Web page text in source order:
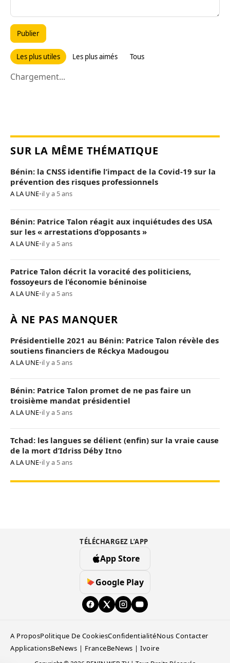
Publier
Les plus utiles Les plus aimés Tous
Chargement...
SUR LA MÊME THÉMATIQUE
Bénin: la CNSS identifie l’impact de la Covid-19 sur la
prévention des risques professionnels
A LA UNE•il y a 5 ans
Bénin: Patrice Talon réagit aux inquiétudes des USA
sur les « arrestations d’opposants »
A LA UNE•il y a 5 ans
Patrice Talon décrit la voracité des politiciens,
fossoyeurs de l’économie béninoise
A LA UNE•il y a 5 ans
À NE PAS MANQUER
Présidentielle 2021 au Bénin: Patrice Talon révèle des
soutiens financiers de Réckya Madougou
A LA UNE•il y a 5 ans
Bénin: Patrice Talon promet de ne pas faire un
troisième mandat présidentiel
A LA UNE•il y a 5 ans
Tchad: les langues se délient (enfin) sur la vraie cause
de la mort d’Idriss Déby Itno
A LA UNE•il y a 5 ans
TÉLÉCHARGEZ L’APP
App Store
Google Play
A ProposPolitique De CookiesConfidentialitéNous Contacter
ApplicationsBeNews | FranceBeNews | Ivoire